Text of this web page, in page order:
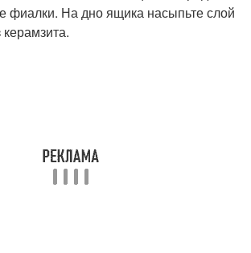
фиалки. На дно ящика насыпьте слой